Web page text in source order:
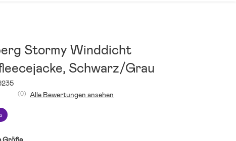
Stormy Winddicht
Schwarz/Grau
(0) Alle Bewertungen ansehen